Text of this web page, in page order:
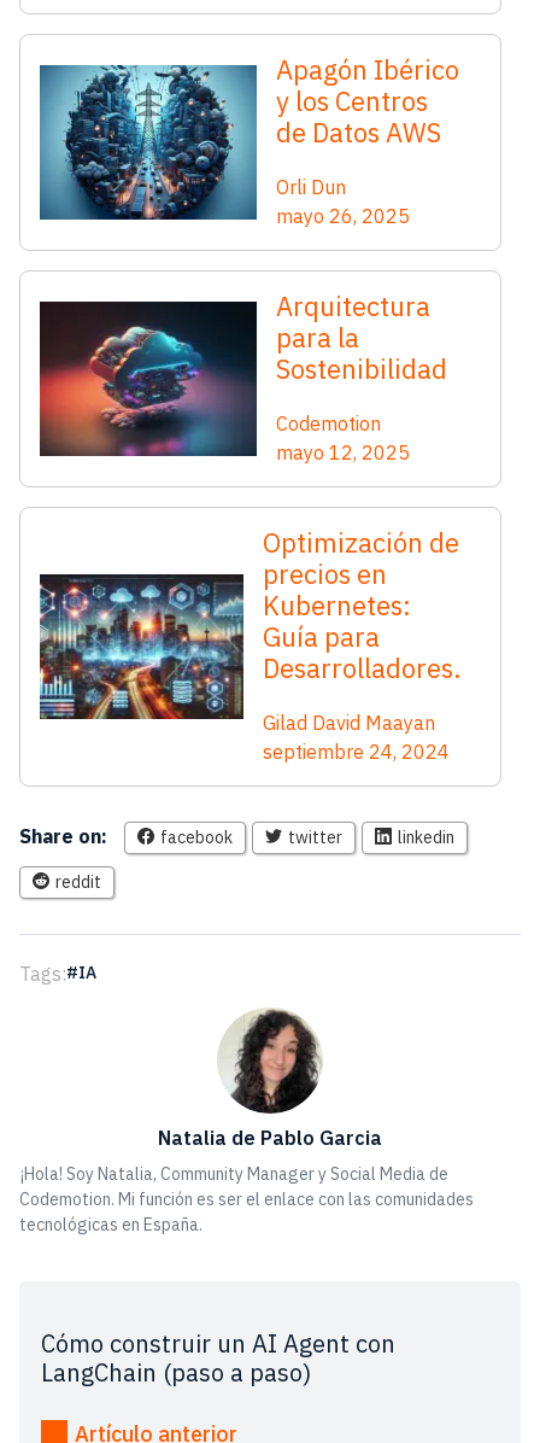
Apagón Ibérico
y los Centros
de Datos AWS
Orli Dun
mayo 26, 2025
Arquitectura
para la
Sostenibilidad
Codemotion
mayo 12, 2025
Optimización de
precios en
Kubernetes:
Guía para
Desarrolladores.
Gilad David Maayan
septiembre 24, 2024
Share on: facebook twitter linkedin
reddit
Tags: IA
Natalia de Pablo Garcia
¡Hola! Soy Natalia, Community Manager y Social Media de
Codemotion. Mi función es ser el enlace con las comunidades
tecnológicas en España.
Cómo construir un AI Agent con
LangChain (paso a paso)
Artículo anterior